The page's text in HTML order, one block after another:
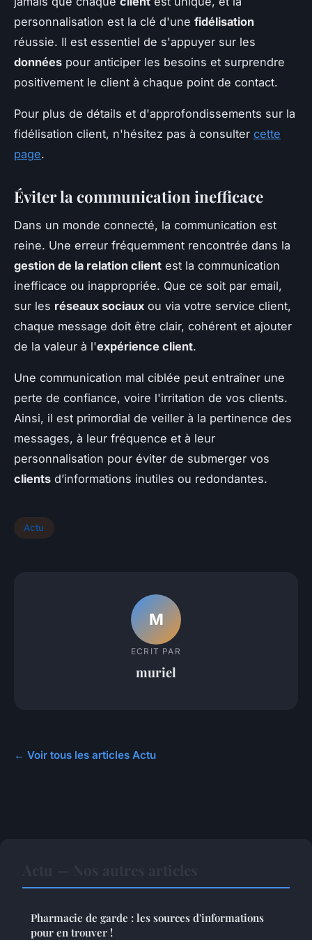
personnalisation est la clé d'une fidélisation
réussie. Il est essentiel de s'appuyer sur les
données pour anticiper les besoins et surprendre
positivement le client à chaque point de contact.
Pour plus de détails et d'approfondissements sur la
fidélisation client, n'hésitez pas à consulter cette
page.
Éviter la communication inefficace
Dans un monde connecté, la communication est
reine. Une erreur fréquemment rencontrée dans la
gestion de la relation client est la communication
inefficace ou inappropriée. Que ce soit par email,
sur les réseaux sociaux ou via votre service client,
chaque message doit être clair, cohérent et ajouter
de la valeur à l'expérience client.
Une communication mal ciblée peut entraîner une
perte de confiance, voire l'irritation de vos clients.
Ainsi, il est primordial de veiller à la pertinence des
messages, à leur fréquence et à leur
personnalisation pour éviter de submerger vos
clients d’informations inutiles ou redondantes.
Actu
M
ECRIT PAR
muriel
← Voir tous les articles Actu
Pharmacie de garde : les sources d'informations
pour en trouver !